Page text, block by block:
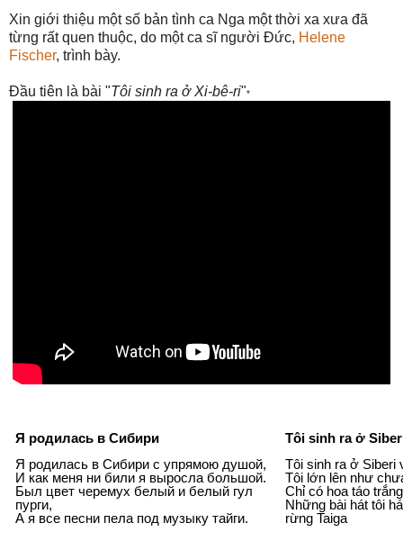
Xin giới thiệu một số bản tình ca Nga một thời xa xưa đã
từng rất quen thuộc, do một ca sĩ người Đức, Helene
Fischer, trình bày.
Đầu tiên là bài "Tôi sinh ra ở Xi-bê-ri"*
Я родилась в Сибири
Tôi sinh ra ở
Я родилась в Сибири с упрямою душой,
И как меня ни били я выросла большой.
Был цвет черемух белый и белый гул
пурги,
А я все песни пела под музыку тайги.
Tôi sinh ra ở Siberi
Tôi lớn lên như
Chỉ có hoa táo
Những bài hát tôi
rừng Taiga